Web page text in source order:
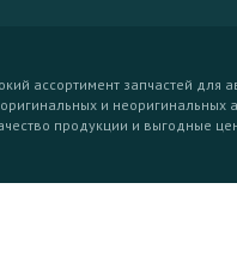
ассортимент запчастей для
и неоригинальных
продукции и выгодные